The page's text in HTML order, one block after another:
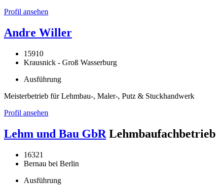
Profil ansehen
Andre Willer
15910
Krausnick - Groß Wasserburg
Ausführung
Meisterbetrieb für Lehmbau-, Maler-, Putz & Stuckhandwerk
Profil ansehen
Lehm und Bau GbR Lehmbaufachbetrieb
16321
Bernau bei Berlin
Ausführung